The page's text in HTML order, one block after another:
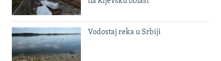
Vodostaj reka u Srbiji